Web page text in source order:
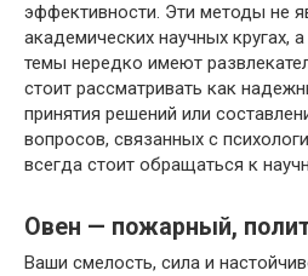
эффективности. Эти методы не
академических научных кругах,
темы нередко имеют
стоит рассматривать как
принятия решений или
вопросов, связанных с
всегда стоит обращаться к
Овен — пожарный,
Ваши смелость, сила и